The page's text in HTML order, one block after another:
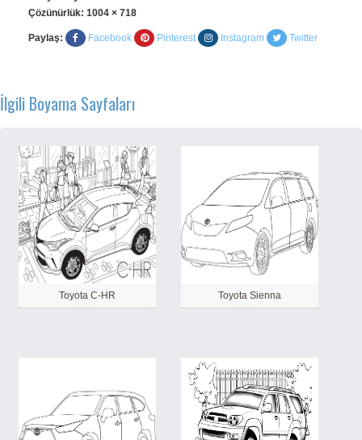
Çözünürlük: 1004 × 718
Paylaş: Facebook Pinterest Instagram Twitter
İlgili Boyama Sayfaları
Toyota C-HR Toyota Sienna